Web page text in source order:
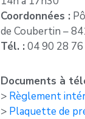
Coordonnées :
de Coubertin –
Tél. :04 90 28
Documents à
> Règlement
> Plaquette de